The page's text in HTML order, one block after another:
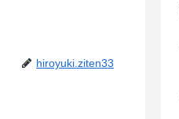
hiroyuki.ziten33